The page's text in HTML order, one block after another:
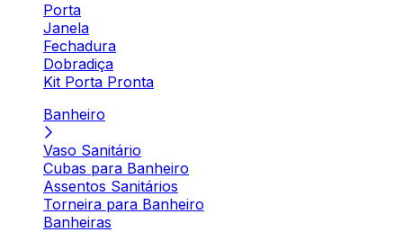
Porta
Janela
Fechadura
Dobradiça
Kit Porta Pronta
Banheiro
Vaso Sanitário
Cubas para Banheiro
Assentos Sanitários
Torneira para Banheiro
Banheiras